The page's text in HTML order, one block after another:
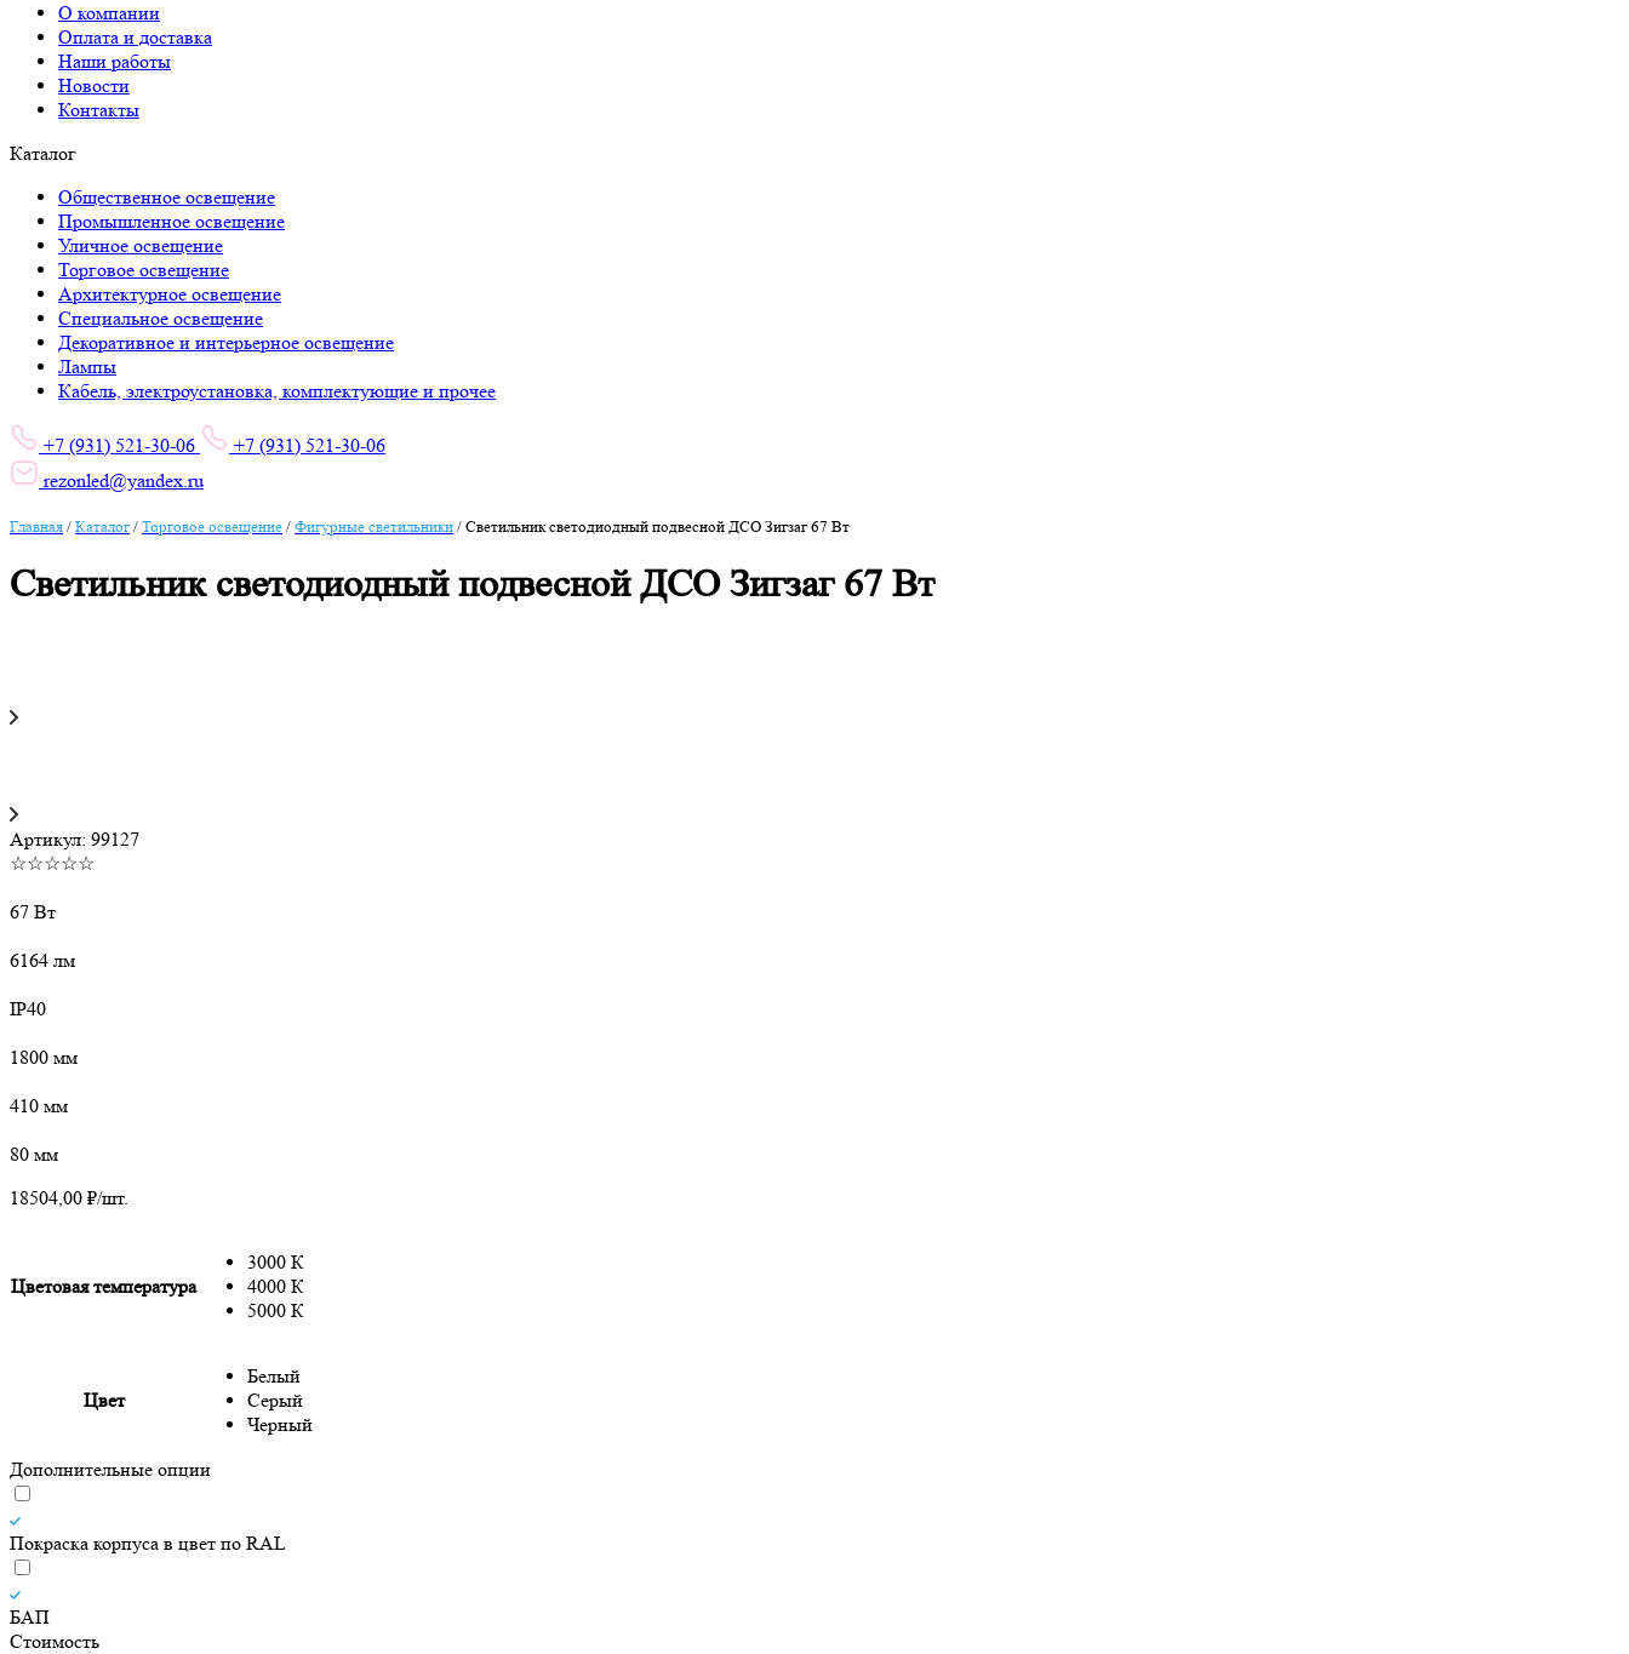
О компании
Оплата и доставка
Наши работы
Новости
Контакты
Каталог
Общественное освещение
Промышленное освещение
Уличное освещение
Торговое освещение
Архитектурное освещение
Специальное освещение
Декоративное и интерьерное освещение
Лампы
Кабель, электроустановка, комплектующие и прочее
+7 (931) 521-30-06
+7 (931) 521-30-06
rezonled@yandex.ru
Главная / Каталог/ Торговое освещение / Фигурные светильники / Светильник светодиодный подвесной ДСО Зигзаг 67 Вт
Светильник светодиодный подвесной ДСО Зигзаг 67 Вт
Артикул: 99127
☆☆☆☆☆
67 Вт
6164 лм
IP40
1800 мм
410 мм
80 мм
18504,00 ₽/шт.
Цветовая температура
3000 К
4000 К
5000 К
Цвет
Белый
Серый
Черный
Дополнительные опции
Покраска корпуса в цвет по RAL
БАП
Стоимость